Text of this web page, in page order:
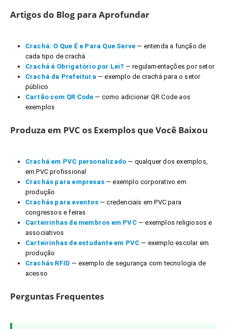
Artigos do Blog para Aprofundar
Crachá: O Que É e Para Que Serve — entenda a função de
cada tipo de crachá
Crachá é Obrigatório por Lei? — regulamentações por setor
Crachá da Prefeitura — exemplo de crachá para o setor
público
Cartão com QR Code — como adicionar QR Code aos
exemplos
Produza em PVC os Exemplos que Você Baixou
Crachá em PVC personalizado — qualquer dos exemplos,
em PVC profissional
Crachás para empresas— exemplo corporativo em
produção
Crachás para eventos— credenciais em PVC para
congressos e feiras
Carteirinhas de membros em PVC— exemplos religiosos e
associativos
Carteirinhas de estudante em PVC — exemplo escolar em
produção
Crachás RFID — exemplo de segurança com tecnologia de
acesso
Perguntas Frequentes